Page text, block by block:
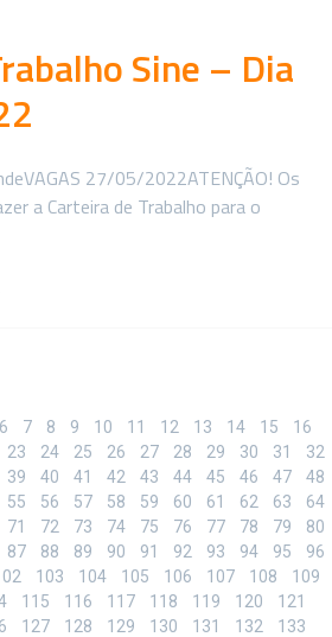
Sine – Dia
27/05/2022ATENÇÃO! Os
a Carteira de Trabalho para o
6 7 8 9 10 11 12 13 14 15
16
23 24 25 26 27 28 29 30 31
32
39 40 41 42 43 44 45 46 47
48
55 56 57 58 59 60 61 62 63
64
71 72 73 74 75 76 77 78 79
80
87 88 89 90 91 92 93 94 95
96
103 104 105 106 107 108
109
115 116 117 118 119 120
121
127 128 129 130 131 132
133